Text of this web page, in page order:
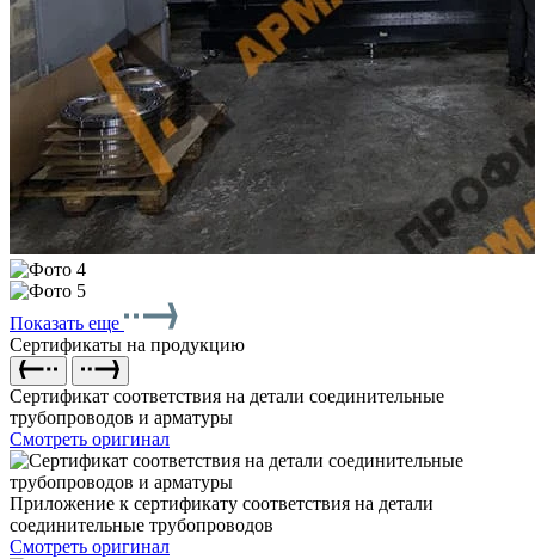
Показать еще
Сертификаты на продукцию
Сертификат соответствия на детали соединительные
трубопроводов и арматуры
Смотреть оригинал
Приложение к сертификату соответствия на детали
соединительные трубопроводов
Смотреть оригинал